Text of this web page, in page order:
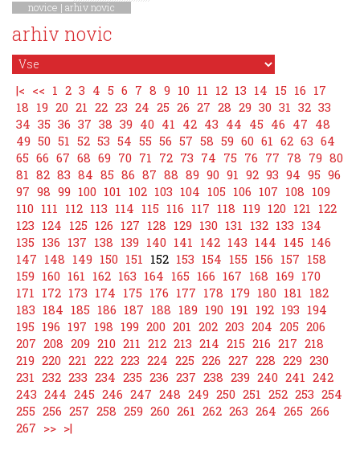
novice | arhiv novic
arhiv novic
|< << 1 2 3 4 5 6 7 8 9 10 11 12 13 14 15 16 17
18 19 20 21 22 23 24 25 26 27 28 29 30 31 32 33
34 35 36 37 38 39 40 41 42 43 44 45 46 47 48
49 50 51 52 53 54 55 56 57 58 59 60 61 62 63 64
65 66 67 68 69 70 71 72 73 74 75 76 77 78 79 80
81 82 83 84 85 86 87 88 89 90 91 92 93 94 95 96
97 98 99 100 101 102 103 104 105 106 107 108 109
110 111 112 113 114 115 116 117 118 119 120 121 122
123 124 125 126 127 128 129 130 131 132 133 134
135 136 137 138 139 140 141 142 143 144 145 146
147 148 149 150 151 152 153 154 155 156 157 158
159 160 161 162 163 164 165 166 167 168 169 170
171 172 173 174 175 176 177 178 179 180 181 182
183 184 185 186 187 188 189 190 191 192 193 194
195 196 197 198 199 200 201 202 203 204 205 206
207 208 209 210 211 212 213 214 215 216 217 218
219 220 221 222 223 224 225 226 227 228 229 230
231 232 233 234 235 236 237 238 239 240 241 242
243 244 245 246 247 248 249 250 251 252 253 254
255 256 257 258 259 260 261 262 263 264 265 266
267 >> >|